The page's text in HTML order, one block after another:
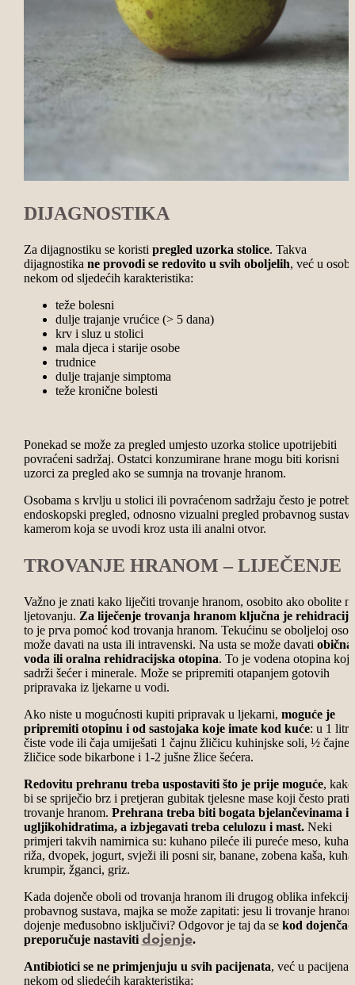
DIJAGNOSTIKA
Za dijagnostiku se koristi pregled uzorka stolice. Takva
dijagnostika ne provodi se redovito u svih oboljelih, već u
nekom od sljedećih karakteristika:
teže bolesni
dulje trajanje vrućice (> 5 dana)
krv i sluz u stolici
mala djeca i starije osobe
trudnice
dulje trajanje simptoma
teže kronične bolesti
Ponekad se može za pregled umjesto uzorka stolice upotrijebiti
povraćeni sadržaj. Ostatci konzumirane hrane mogu biti korisni
uzorci za pregled ako se sumnja na trovanje hranom.
Osobama s krvlju u stolici ili povraćenom sadržaju često je
endoskopski pregled, odnosno vizualni pregled probavnog sustava
kamerom koja se uvodi kroz usta ili analni otvor.
TROVANJE HRANOM – LIJEČENJE
Važno je znati kako liječiti trovanje hranom, osobito ako obolite
ljetovanju. Za liječenje trovanja hranom ključna je rehidracija
to je prva pomoć kod trovanja hranom. Tekućinu se oboljeloj
može davati na usta ili intravenski. Na usta se može davati obična
voda ili oralna rehidracijska otopina. To je vodena otopina koja
sadrži šećer i minerale. Može se pripremiti otapanjem gotovih
pripravaka iz ljekarne u vodi.
Ako niste u mogućnosti kupiti pripravak u ljekarni, moguće je
pripremiti otopinu i od sastojaka koje imate kod kuće: u 1 litru
čiste vode ili čaja umiješati 1 čajnu žličicu kuhinjske soli, ½ čajne
žličice sode bikarbone i 1-2 jušne žlice šećera.
Redovitu prehranu treba uspostaviti što je prije moguće, kako
bi se spriječio brz i pretjeran gubitak tjelesne mase koji često prati
trovanje hranom. Prehrana treba biti bogata bjelančevinama i
ugljikohidratima, a izbjegavati treba celulozu i mast.Neki
primjeri takvih namirnica su: kuhano pileće ili pureće meso,
riža, dvopek, jogurt, svježi ili posni sir, banane, zobena kaša,
krumpir, žganci, griz.
Kada dojenče oboli od trovanja hranom ili drugog oblika infekcije
probavnog sustava, majka se može zapitati: jesu li trovanje
dojenje međusobno isključivi? Odgovor je taj da se kod
preporučuje nastaviti dojenje.
Antibiotici se ne primjenjuju u svih pacijenata, već u
nekom od sljedećih karakteristika: